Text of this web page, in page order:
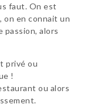
faut. On est
on en connait un
passion, alors
privé ou
!
ou alors